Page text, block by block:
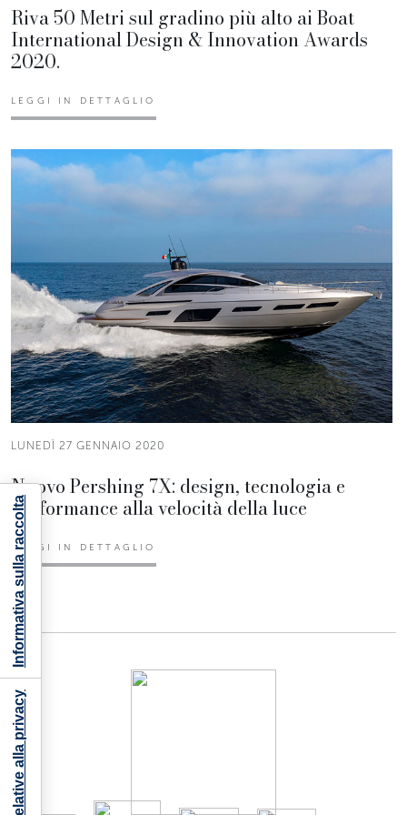
Riva 50 Metri sul gradino più alto ai Boat
International Design & Innovation Awards
2020.
LEGGI IN DETTAGLIO
LUNEDÌ 27 GENNAIO 2020
Nuovo Pershing 7X: design, tecnologia e
performance alla velocità della luce
LEGGI IN DETTAGLIO
Informativa sulla raccolta